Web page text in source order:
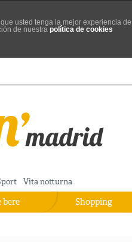
usted tenga la mejor experiencia
de nuestra política de cookies
Vita notturna
Shopping
bere